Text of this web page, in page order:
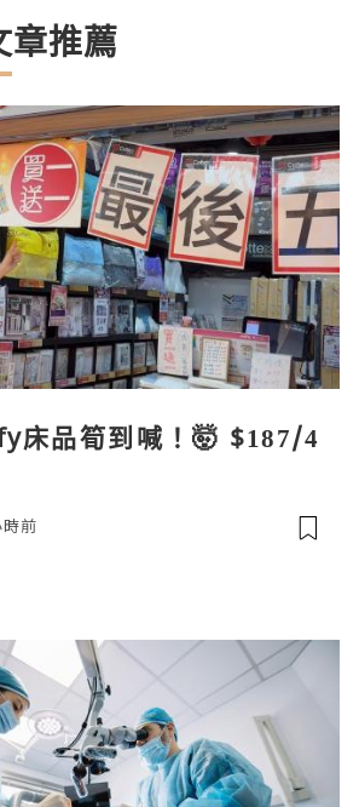
章推薦
床品筍到喊！🤯 $187/4
前